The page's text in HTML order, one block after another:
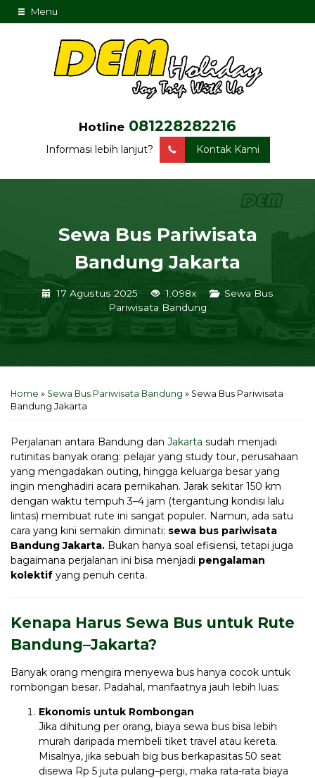
Menu
Hotline 081228282216
Informasi lebih lanjut? Kontak Kami
Sewa Bus Pariwisata
Bandung Jakarta
17 Agustus 2025 1.098x
Sewa Bus
Pariwisata Bandung
Home » Sewa Bus Pariwisata Bandung » Sewa Bus Pariwisata
Bandung Jakarta
Perjalanan antara Bandung dan Jakarta sudah menjadi
rutinitas banyak orang: pelajar yang study tour, perusahaan
yang mengadakan outing, hingga keluarga besar yang
ingin menghadiri acara pernikahan. Jarak sekitar 150 km
dengan waktu tempuh 3–4 jam (tergantung kondisi lalu
lintas) membuat rute ini sangat populer. Namun, ada satu
cara yang kini semakin diminati: sewa bus pariwisata
Bandung Jakarta. Bukan hanya soal efisiensi, tetapi juga
bagaimana perjalanan ini bisa menjadi pengalaman
kolektif yang penuh cerita.
Kenapa Harus Sewa Bus untuk Rute
Bandung–Jakarta?
Banyak orang mengira menyewa bus hanya cocok untuk
rombongan besar. Padahal, manfaatnya jauh lebih luas:
Ekonomis untuk Rombongan
Jika dihitung per orang, biaya sewa bus bisa lebih
murah daripada membeli tiket travel atau kereta.
Misalnya, jika sebuah big bus berkapasitas 50 seat
disewa Rp 5 juta pulang–pergi, maka rata-rata biaya